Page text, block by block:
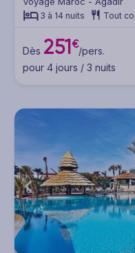
3 à 14 nuits Tout
Dès 251€/pers.
pour 4 jours / 3 nuits